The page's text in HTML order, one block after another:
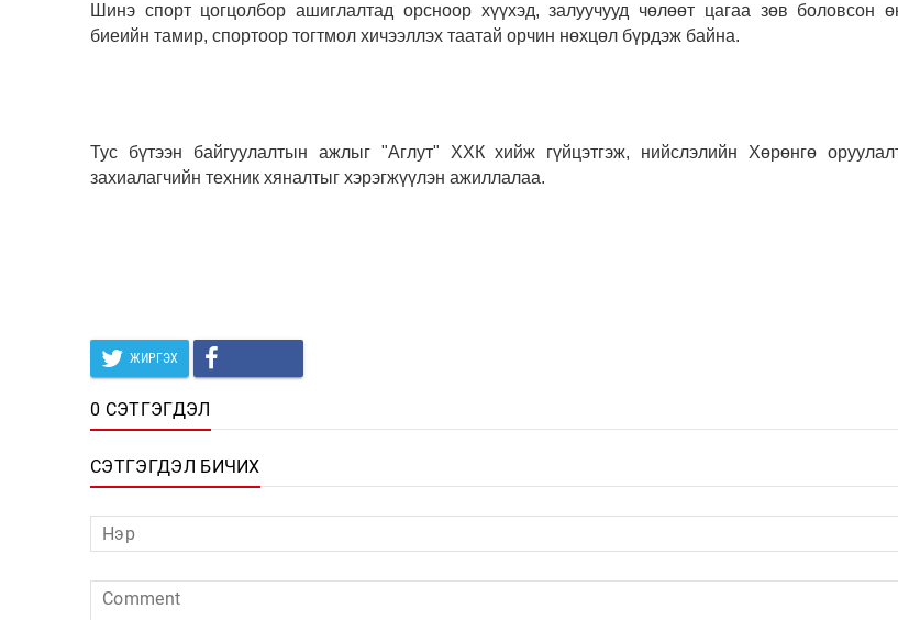
Шинэ спорт цогцолбор ашиглалтад орсноор хүүхэд, залуучууд чөлөөт цагаа зөв боловсон
биеийн тамир, спортоор тогтмол хичээллэх таатай орчин нөхцөл бүрдэж байна.
Тус бүтээн байгуулалтын ажлыг "Аглут" ХХК хийж гүйцэтгэж, нийслэлийн Хөрөнгө
захиалагчийн техник хяналтыг хэрэгжүүлэн ажиллалаа.
ЖИРГЭХ
0 СЭТГЭГДЭЛ
СЭТГЭГДЭЛ БИЧИХ